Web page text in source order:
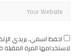
احفظ اسمي، بريدي
لاستخدامها المرة